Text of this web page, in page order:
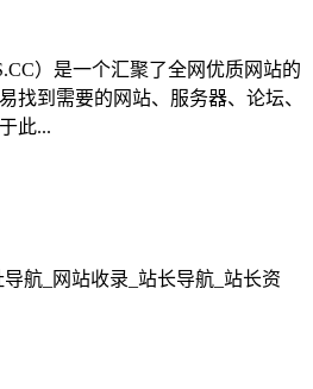
）是一个汇聚了全网优质网站的
找到需要的网站、服务器、论坛、
此...
航_网站收录_站长导航_站长资